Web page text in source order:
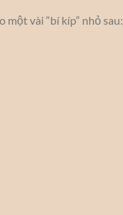
vài “bí kíp” nhỏ sau: